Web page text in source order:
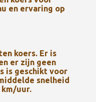
en ervaring op
koers. Er is
er zijn geen
is geschikt voor
snelheid
km/uur.